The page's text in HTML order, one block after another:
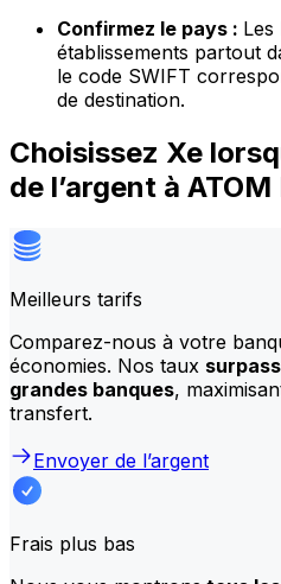
Confirmez le pays : Les
établissements partout
le code SWIFT
de destination.
Choisissez Xe
de l’argent à
Meilleurs tarifs
Comparez-nous à votre
économies. Nos taux
grandes banques,
transfert.
Envoyer de l’argent
Frais plus bas